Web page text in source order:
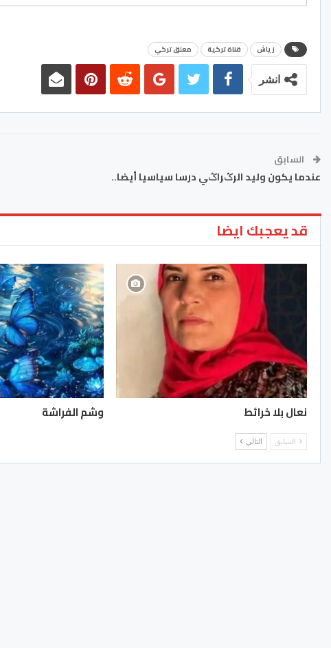
زياش قناة تركية معلق تركي
انشر
السابق
عندما يكون وليد الرݣراݣي درسا سياسيا أيضا..
قد يعجبك ايضا
نعال بلا خرائط وشم الفراشة
السابق التالي